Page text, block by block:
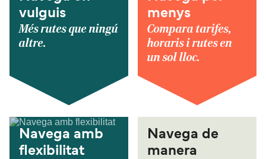
vulguis
Més rutes que ningú
altre.
menys
Compara tarifes,
horaris i rutes en
un sol lloc.
Navega amb
flexibilitat
Navega de
manera